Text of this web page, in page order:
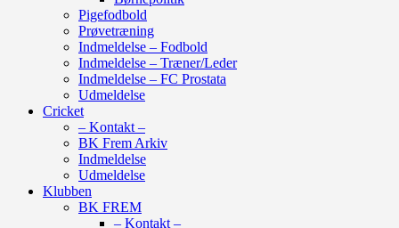
Pigefodbold
Prøvetræning
Indmeldelse – Fodbold
Indmeldelse – Træner/Leder
Indmeldelse – FC Prostata
Udmeldelse
Cricket
– Kontakt –
BK Frem Arkiv
Indmeldelse
Udmeldelse
Klubben
BK FREM
– Kontakt –